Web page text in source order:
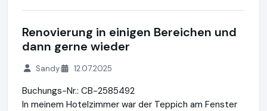
Renovierung in einigen Bereichen und
dann gerne wieder
Sandy 12.07.2025
Buchungs-Nr.: CB-2585492
In meinem Hotelzimmer war der Teppich am Fenster